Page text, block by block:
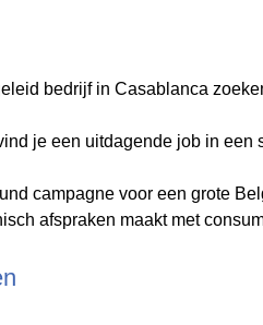
bedrijf in Casablanca
je een uitdagende job in
campagne voor een grote
afspraken maakt met